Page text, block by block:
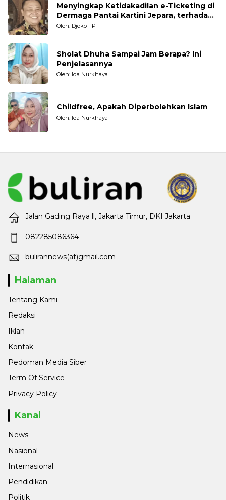
Menyingkap Ketidakadilan e-Ticketing di
Dermaga Pantai Kartini Jepara, terhadap
Nelayan Tradisional
Oleh: Djoko TP
Sholat Dhuha Sampai Jam Berapa? Ini
Penjelasannya
Oleh: Ida Nurkhaya
Childfree, Apakah Diperbolehkan Islam
Oleh: Ida Nurkhaya
Jalan Gading Raya ll, Jakarta Timur, DKI Jakarta
082285086364
bulirannews(at)gmail.com
Halaman
Tentang Kami
Redaksi
Iklan
Kontak
Pedoman Media Siber
Term Of Service
Privacy Policy
Kanal
News
Nasional
Internasional
Pendidikan
Politik